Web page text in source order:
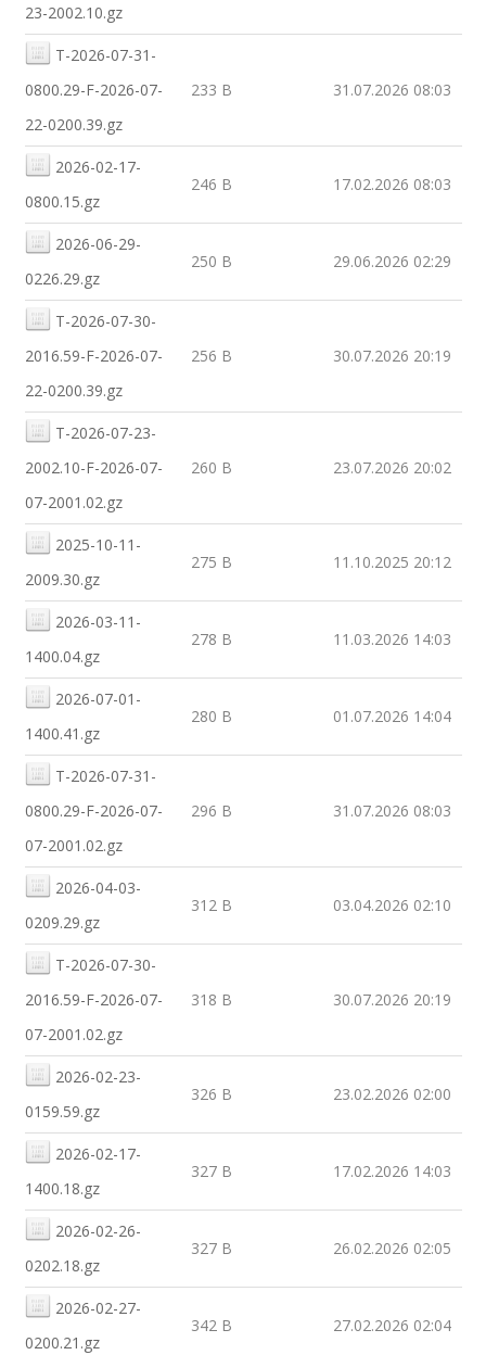
23-2002.10.gz
T-2026-07-31-
0800.29-F-2026-07-
22-0200.39.gz
233 B 31.07.2026 08:03
2026-02-17-
0800.15.gz
246 B 17.02.2026 08:03
2026-06-29-
0226.29.gz
250 B 29.06.2026 02:29
T-2026-07-30-
2016.59-F-2026-07-
22-0200.39.gz
256 B 30.07.2026 20:19
T-2026-07-23-
2002.10-F-2026-07-
07-2001.02.gz
260 B 23.07.2026 20:02
2025-10-11-
2009.30.gz
275 B 11.10.2025 20:12
2026-03-11-
1400.04.gz
278 B 11.03.2026 14:03
2026-07-01-
1400.41.gz
280 B 01.07.2026 14:04
T-2026-07-31-
0800.29-F-2026-07-
07-2001.02.gz
296 B 31.07.2026 08:03
2026-04-03-
0209.29.gz
312 B 03.04.2026 02:10
T-2026-07-30-
2016.59-F-2026-07-
07-2001.02.gz
318 B 30.07.2026 20:19
2026-02-23-
0159.59.gz
326 B 23.02.2026 02:00
2026-02-17-
1400.18.gz
327 B 17.02.2026 14:03
2026-02-26-
0202.18.gz
327 B 26.02.2026 02:05
2026-02-27-
0200.21.gz
342 B 27.02.2026 02:04